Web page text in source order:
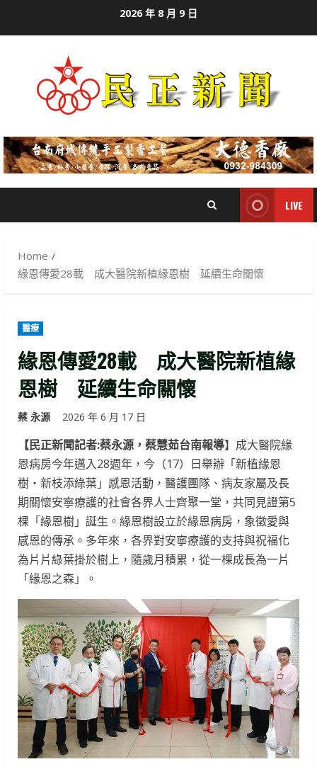
2026 年 8 月 9 日
LIVE
Home
緣恩傳愛28載 成大醫院新植緣恩樹 延續生命關懷
醫療
緣恩傳愛28載 成大醫院新植緣
恩樹 延續生命關懷
蔡 永源 2026 年 6 月 17 日
【民正新聞記者:蔡永源，蔡慧茹台南報導】成大醫院緣
恩病房今年邁入28週年，今（17）日舉辦「新植緣恩
樹・新枝添綠葉」感恩活動，醫護團隊、病友家屬及長
期關懷安寧療護的社會各界人士齊聚一堂，共同見證第5
棵「緣恩樹」誕生。緣恩樹設立於緣恩病房，象徵愛與
感恩的傳承。多年來，各界對安寧療護的支持與祝福化
為片片綠葉掛於樹上，隨歲月積累，從一棵成長為一片
「緣恩之森」。